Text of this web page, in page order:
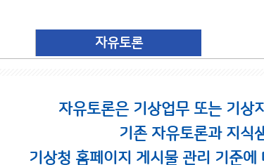
자유토론
자유토론은 기상업무 또는 기상
기존 자유토론과 지식
기상청 홈페이지 게시물 관리 기준